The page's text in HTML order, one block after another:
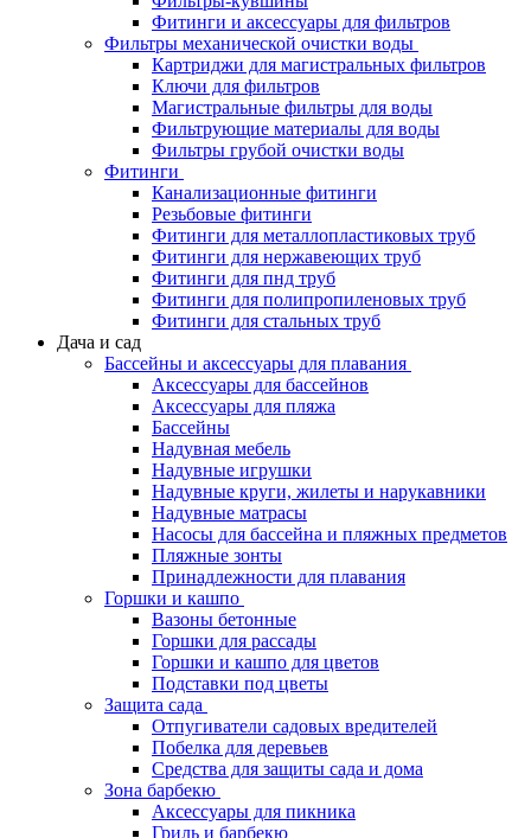
Фитинги и аксессуары для фильтров
Фильтры механической очистки воды
Картриджи для магистральных фильтров
Ключи для фильтров
Магистральные фильтры для воды
Фильтрующие материалы для воды
Фильтры грубой очистки воды
Фитинги
Канализационные фитинги
Резьбовые фитинги
Фитинги для металлопластиковых труб
Фитинги для нержавеющих труб
Фитинги для пнд труб
Фитинги для полипропиленовых труб
Фитинги для стальных труб
Дача и сад
Бассейны и аксессуары для плавания
Аксессуары для бассейнов
Аксессуары для пляжа
Бассейны
Надувная мебель
Надувные игрушки
Надувные круги, жилеты и нарукавники
Надувные матрасы
Насосы для бассейна и пляжных предметов
Пляжные зонты
Принадлежности для плавания
Горшки и кашпо
Вазоны бетонные
Горшки для рассады
Горшки и кашпо для цветов
Подставки под цветы
Защита сада
Отпугиватели садовых вредителей
Побелка для деревьев
Средства для защиты сада и дома
Зона барбекю
Аксессуары для пикника
Гриль и барбекю